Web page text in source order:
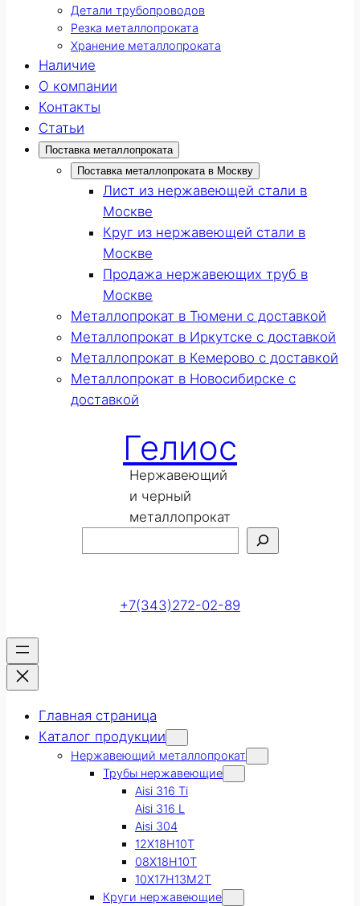
Детали трубопроводов
Резка металлопроката
Хранение металлопроката
Наличие
О компании
Контакты
Статьи
Поставка металлопроката
Поставка металлопроката в Москву
Лист из нержавеющей стали в
Москве
Круг из нержавеющей стали в
Москве
Продажа нержавеющих труб в
Москве
Металлопрокат в Тюмени с доставкой
Металлопрокат в Иркутске с доставкой
Металлопрокат в Кемерово с доставкой
Металлопрокат в Новосибирске с
доставкой
Гелиос
Нержавеющий
и черный
металлопрокат
+7(343)272-02-89
Главная страница
Каталог продукции
Нержавеющий металлопрокат
Трубы нержавеющие
Aisi 316 Ti
Aisi 316 L
Aisi 304
12Х18Н10Т
08Х18Н10Т
10Х17Н13М2Т
Круги нержавеющие